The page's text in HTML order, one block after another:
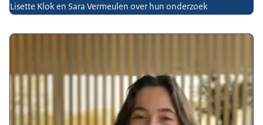
Lisette Klok en Sara Vermeulen over hun onderzoek